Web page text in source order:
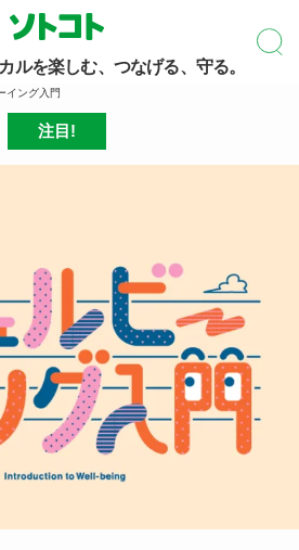
ルを楽しむ、つなげる、守る。
イング入門
注目!